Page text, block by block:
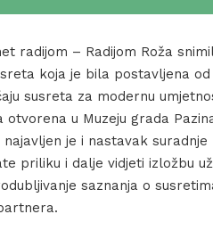
radijom – Radijom Roža
koja je bila postavljena od
susreta za modernu
u Muzeju grada
je i nastavak suradnje
priliku i dalje vidjeti izložbu
saznanja o